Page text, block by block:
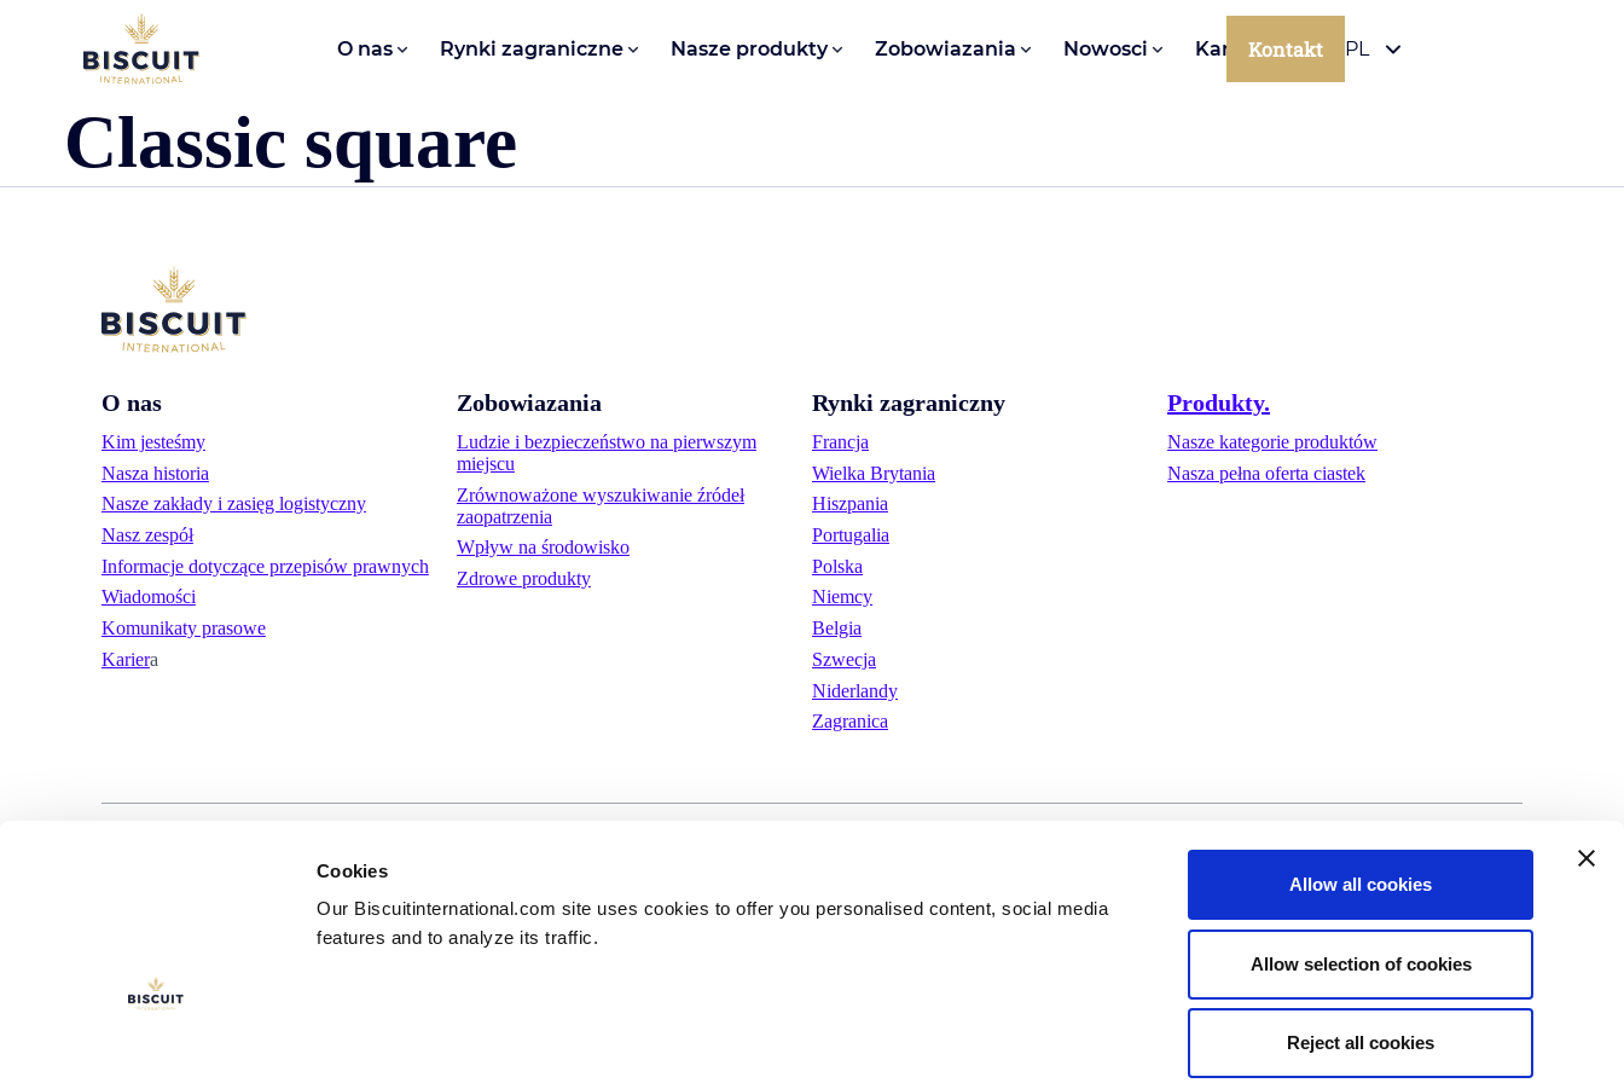
Cookies
Our Biscuitinternational.com site uses cookies to offer you personalised content, social media
features and to analyze its traffic.
Allow all cookies
Allow selection of cookies
Reject all cookies
Aller au contenu O nas​ Rynki zagraniczne Nasze produkty Zobowiazania Nowosci KarieraKontakt PL
Classic square
O nas
Kim jesteśmy
Nasza historia
Nasze zakłady i zasięg logistyczny
Nasz zespół
Informacje dotyczące przepisów prawnych
Wiadomości
Komunikaty prasowe
Kariera
Zobowiazania
Ludzie i bezpieczeństwo na pierwszym
miejscu
Zrównoważone wyszukiwanie źródeł
zaopatrzenia
Wpływ na środowisko
Zdrowe produkty
Rynki zagraniczny
Francja
Wielka Brytania
Hiszpania
Portugalia
Polska
Niemcy
Belgia
Szwecja
Niderlandy
Zagranica
Produkty.
Nasze kategorie produktów
Nasza pełna oferta ciastek
©Biscuit International 2023